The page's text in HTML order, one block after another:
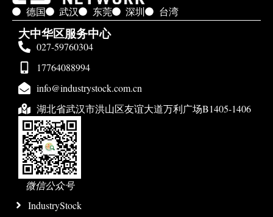
德国 武汉 东莞 深圳 台湾
大中华区服务中心
027-59760304
17764088994
info@industrystock.com.cn
湖北省武汉市洪山区友谊大道万利广场B1405-1406
微信公众号
IndustryStock